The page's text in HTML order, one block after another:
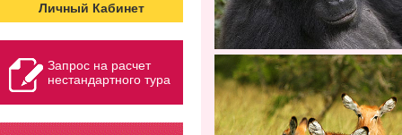
Личный Кабинет
Запрос на расчет
нестандартного тура